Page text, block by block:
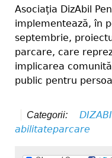
Asociația DizAbil
implementează, în
septembrie,
parcare, care
implicarea
public pentru
Categorii:
abilitateparcare